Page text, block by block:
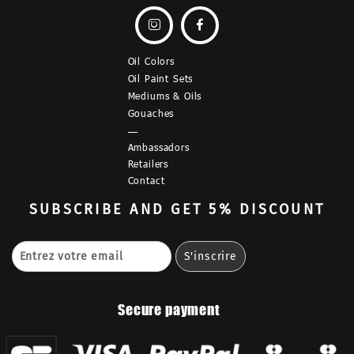
 
Oil Colors
Oil Paint Sets
Mediums & Oils
Gouaches
—
Ambassadors
Retailers
Contact
SUBSCRIBE AND GET 5% DISCOUNT
Secure payment